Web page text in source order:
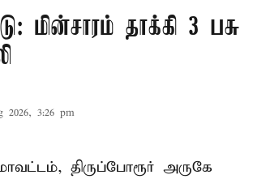
மின்சாரம் தாக்கி 3 பசு
2026, 3:26 pm
திருப்போரூர் அருகே